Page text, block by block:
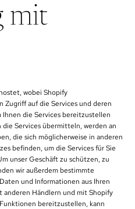
mit
wobei Shopify
Zugriff auf die Services und deren
die Services bereitzustellen
Services übermitteln, werden an
die sich möglicherweise in anderen
befinden, um die Services für Sie
unser Geschäft zu schützen, zu
wir außerdem bestimmte
und Informationen aus Ihren
Händlern und mit Shopify
bereitzustellen, kann